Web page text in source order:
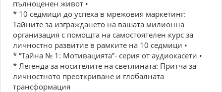
пълноценен живот •
* 10 седмици до успеха в мрежовия маркетинг:
Тайните за изграждането на вашата милионна
организация с помощта на самостоятелен курс за
личностно развитие в рамките на 10 седмици •
* “Тайна № 1: Мотивацията”- серия от аудиокасети •
* Легенда за носителите на светлината: Притча за
личностното преоткриване и глобалната
трансформация